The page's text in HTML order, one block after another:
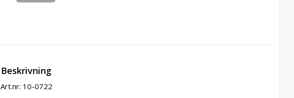
Beskrivning
Art.nr: 10-0722